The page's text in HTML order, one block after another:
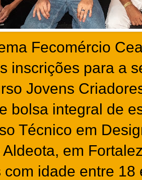
Fecomércio
inscrições para a
Jovens
bolsa integral de
Técnico em
Aldeota, em
com idade entre